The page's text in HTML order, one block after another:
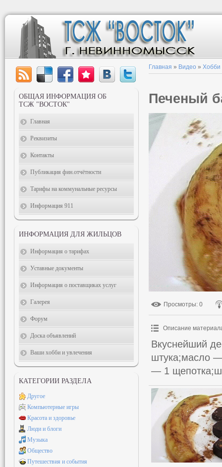
Главная » Видео » Хобби
Печеный
Просмотры: 0
Описание
Вкуснейший
штука;масло
— 1
ОБЩАЯ ИНФОРМАЦИЯ ОБ
ТСЖ "ВОСТОК"
Главная
Реквизиты
Контакты
Публикация фин.отчётности
Тарифы на коммунальные ресурсы
Информация 911
ИНФОРМАЦИЯ ДЛЯ ЖИЛЬЦОВ
Информация о тарифах
Уставные документы
Информация о поставщиках услуг
Галерея
Форум
Доска объявлений
Ваши хобби и увлечения
КАТЕГОРИИ РАЗДЕЛА
Другое
Компьютерные игры
Красота и здоровье
Люди и блоги
Музыка
Общество
Путешествия и события